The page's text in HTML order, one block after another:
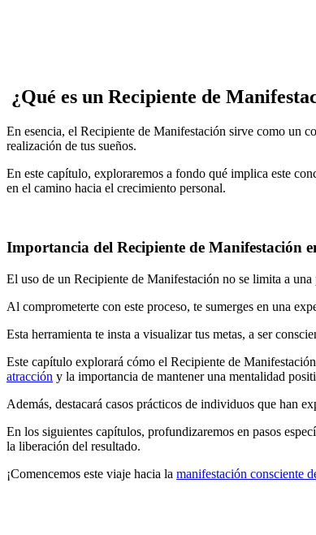
¿Qué es un Recipiente de
En esencia, el Recipiente de Manifestación sirve como un
realización de tus sueños.
En este capítulo, exploraremos a fondo qué implica este
en el camino hacia el crecimiento personal.
Importancia del Recipiente de Manifestación
El uso de un Recipiente de Manifestación no se limita a
Al comprometerte con este proceso, te sumerges en una
Esta herramienta te insta a visualizar tus metas, a ser
Este capítulo explorará cómo el Recipiente de
atracción y la importancia de mantener una mentalidad
Además, destacará casos prácticos de individuos que han
En los siguientes capítulos, profundizaremos en pasos
la liberación del resultado.
¡Comencemos este viaje hacia la manifestación consciente